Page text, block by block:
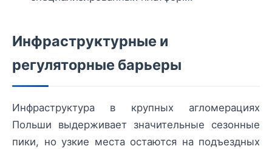
Инфраструктурные и
регуляторные барьеры
Инфраструктура в крупных агломерациях
Польши выдерживает значительные сезонные
пики, но узкие места остаются на подъездных